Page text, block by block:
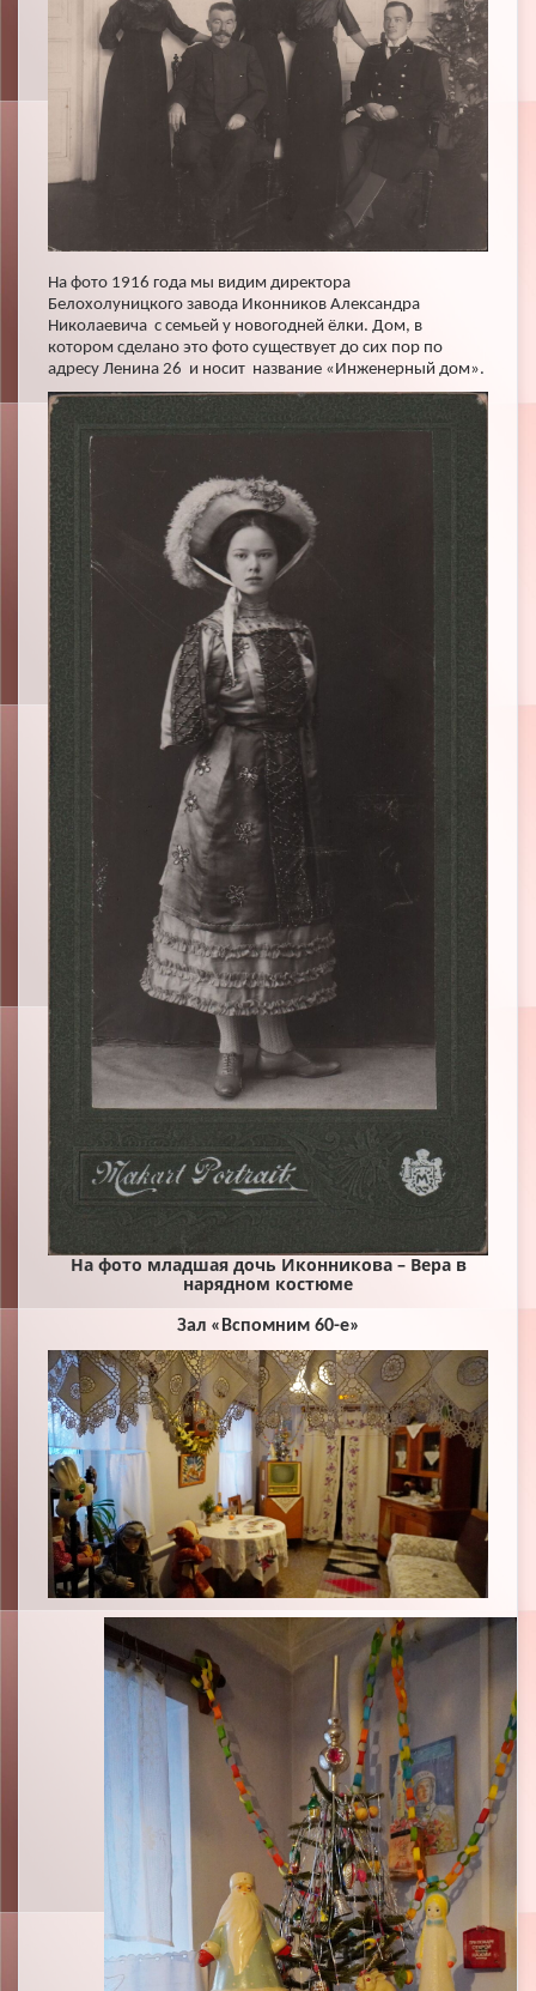
На фото 1916 года мы видим директора
Белохолуницкого завода Иконников Александра
Николаевича с семьей у новогодней ёлки. Дом, в
котором сделано это фото существует до сих пор по
адресу Ленина 26 и носит название «Инженерный дом».
На фото младшая дочь Иконникова – Вера в
нарядном костюме
Зал «Вспомним 60-е»